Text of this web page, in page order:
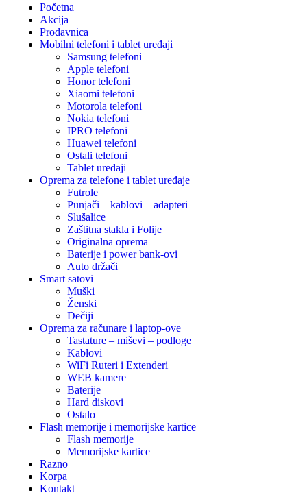
Početna
Akcija
Prodavnica
Mobilni telefoni i tablet uređaji
Samsung telefoni
Apple telefoni
Honor telefoni
Xiaomi telefoni
Motorola telefoni
Nokia telefoni
IPRO telefoni
Huawei telefoni
Ostali telefoni
Tablet uređaji
Oprema za telefone i tablet uređaje
Futrole
Punjači – kablovi – adapteri
Slušalice
Zaštitna stakla i Folije
Originalna oprema
Baterije i power bank-ovi
Auto držači
Smart satovi
Muški
Ženski
Dečiji
Oprema za računare i laptop-ove
Tastature – miševi – podloge
Kablovi
WiFi Ruteri i Extenderi
WEB kamere
Baterije
Hard diskovi
Ostalo
Flash memorije i memorijske kartice
Flash memorije
Memorijske kartice
Razno
Korpa
Kontakt